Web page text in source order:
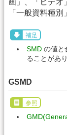
「一般資料種
補足
SMD の値と
ることがあ
GSMD
参照